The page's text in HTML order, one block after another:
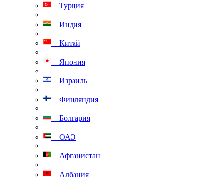
Турция
Индия
Китай
Япония
Израиль
Финляндия
Болгария
ОАЭ
Афганистан
Албания